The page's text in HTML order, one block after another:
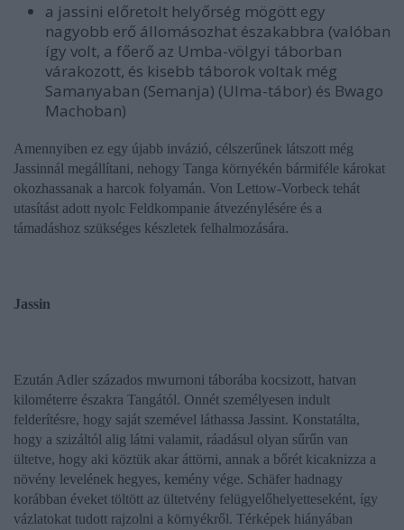
a jassini előretolt helyőrség mögött egy
nagyobb erő állomásozhat északabbra (valóban
így volt, a főerő az Umba-völgyi táborban
várakozott, és kisebb táborok voltak még
Samanyaban (Semanja) (Ulma-tábor) és Bwago
Machoban)
Amennyiben ez egy újabb invázió, célszerűnek látszott még
Jassinnál megállítani, nehogy Tanga környékén bármiféle károkat
okozhassanak a harcok folyamán. Von Lettow-Vorbeck tehát
utasítást adott nyolc Feldkompanie átvezénylésére és a
támadáshoz szükséges készletek felhalmozására.
Jassin
Ezután Adler százados mwurnoni táborába kocsizott, hatvan
kilométerre északra Tangától. Onnét személyesen indult
felderítésre, hogy saját szemével láthassa Jassint. Konstatálta,
hogy a szizáltól alig látni valamit, ráadásul olyan sűrűn van
ültetve, hogy aki köztük akar áttörni, annak a bőrét kicaknizza a
növény levelének hegyes, kemény vége. Schäfer hadnagy
korábban éveket töltött az ültetvény felügyelőhelyetteseként, így
vázlatokat tudott rajzolni a környékről. Térképek hiányában